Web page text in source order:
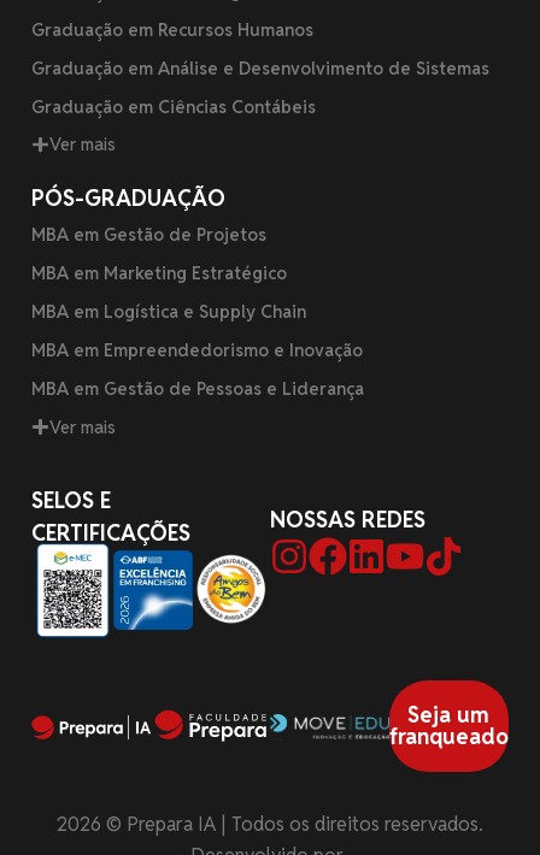
Graduação em Recursos Humanos
Graduação em Análise e Desenvolvimento de Sistemas
Graduação em Ciências Contábeis
Ver mais
PÓS-GRADUAÇÃO
MBA em Gestão de Projetos
MBA em Marketing Estratégico
MBA em Logística e Supply Chain
MBA em Empreendedorismo e Inovação
MBA em Gestão de Pessoas e Liderança
Ver mais
SELOS E
CERTIFICAÇÕES
NOSSAS REDES
Seja um
franqueado
2026 © Prepara IA | Todos os direitos reservados.